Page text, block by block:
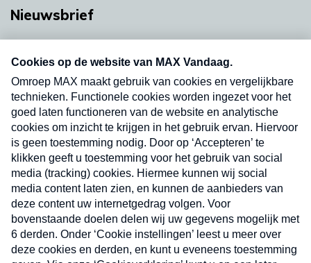
Nieuwsbrief
nieuwsbrief. Elke vrijdag- en dinsdagochtend in
uw mailbox.
Verzend
Nieuwsbrief